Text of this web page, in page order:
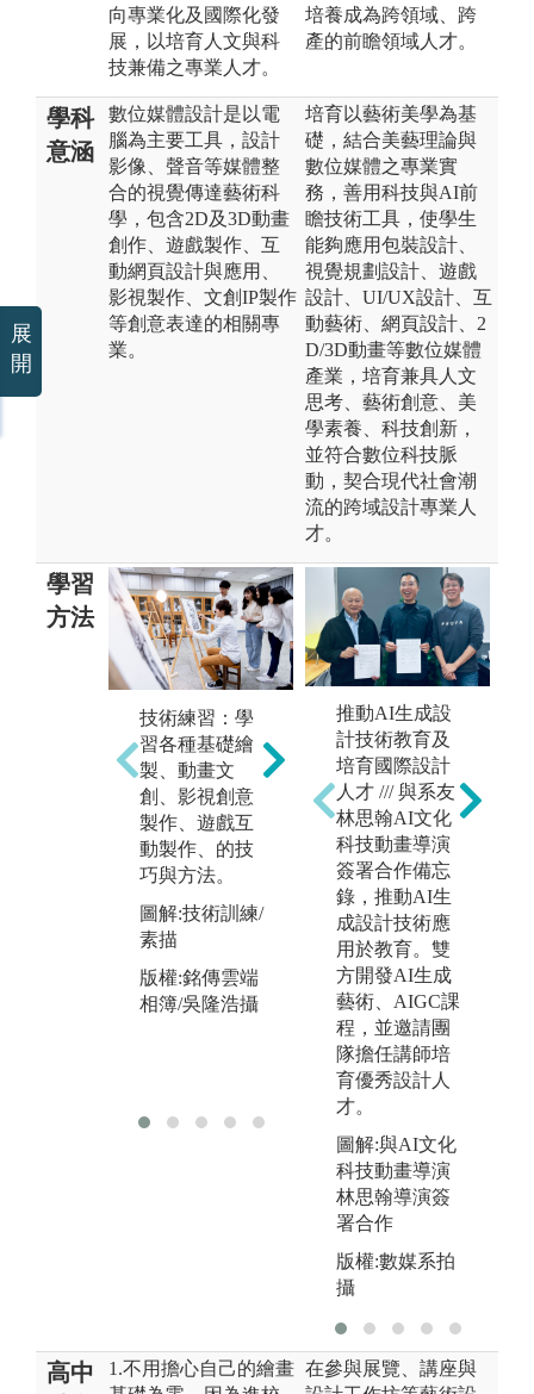
向專業化及國際化發
展，以培育人文與科
技兼備之專業人才。
培養成為跨領域、跨
產的前瞻領域人才。
學科
意涵
數位媒體設計是以電
腦為主要工具，設計
影像、聲音等媒體整
合的視覺傳達藝術科
學，包含2D及3D動畫
創作、遊戲製作、互
動網頁設計與應用、
影視製作、文創IP製作
等創意表達的相關專
業。
培育以藝術美學為基
礎，結合美藝理論與
數位媒體之專業實
務，善用科技與AI前
瞻技術工具，使學生
能夠應用包裝設計、
視覺規劃設計、遊戲
設計、UI/UX設計、互
動藝術、網頁設計、2
D/3D動畫等數位媒體
產業，培育兼具人文
思考、藝術創意、美
學素養、科技創新，
並符合數位科技脈
動，契合現代社會潮
流的跨域設計專業人
才。
學習
方法
技術練習：學
習各種基礎繪
製、動畫文
創、影視創意
製作、遊戲互
動製作、的技
巧與方法。
圖解:技術訓練/
素描
版權:銘傳雲端
相簿/吳隆浩攝
自主學習：繪
製軟體為數眾
多，學習過程
除了老師教學
引導，亦仰賴
學生自主尋找
資源。注重個
人的自主探索
能力。
圖解:自主學習
版權:銘傳雲端
相簿/李偉哲攝
推動AI生成設
計技術教育及
培育國際設計
人才 /// 與系友
林思翰AI文化
科技動畫導演
簽署合作備忘
錄，推動AI生
成設計技術應
用於教育。雙
方開發AI生成
藝術、AIGC課
程，並邀請團
隊擔任講師培
育優秀設計人
才。
圖解:與AI文化
科技動畫導演
林思翰導演簽
署合作
版權:數媒系拍
攝
高中
1.不用擔心自己的繪畫 在參與展覽、講座與
展
開